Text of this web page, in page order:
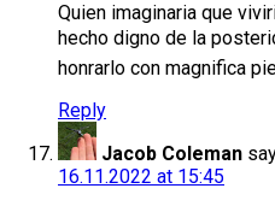
Quien imaginaria que
hecho digno de la
honrarlo con magnifica
Reply
Jacob Coleman
16.11.2022 at 15:45